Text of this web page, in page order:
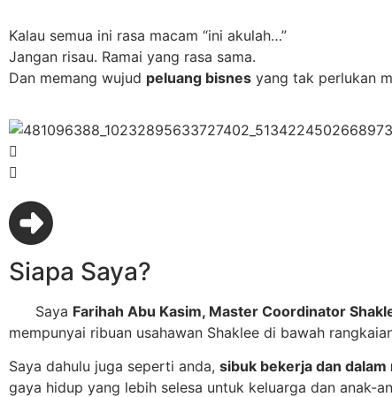
Kalau semua ini rasa macam “ini akulah…”
Jangan risau. Ramai yang rasa sama.
Dan memang wujud peluang bisnes yang tak perlukan
Siapa Saya?
Saya Farihah Abu Kasim, Master Coordinator
mempunyai ribuan usahawan Shaklee di bawah
Saya dahulu juga seperti anda, sibuk bekerja dan
gaya hidup yang lebih selesa untuk keluarga dan anak-